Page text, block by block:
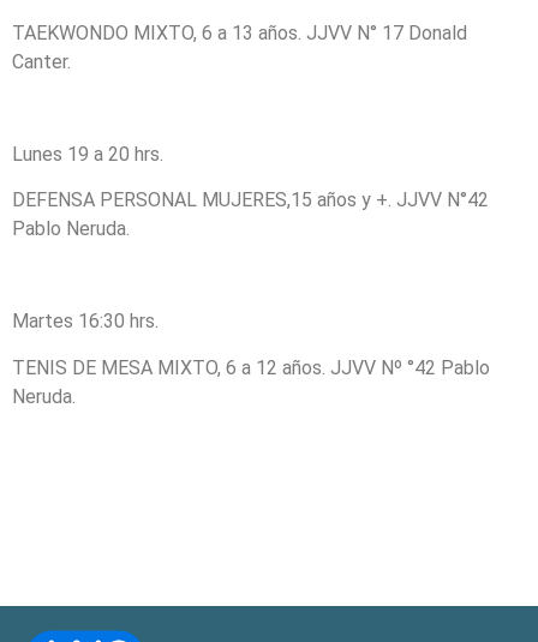
TAEKWONDO MIXTO, 6 a 13 años. JJVV N° 17 Donald
Canter.
Lunes 19 a 20 hrs.
DEFENSA PERSONAL MUJERES,15 años y +. JJVV N°42
Pablo Neruda.
Martes 16:30 hrs.
TENIS DE MESA MIXTO, 6 a 12 años. JJVV Nº °42 Pablo
Neruda.